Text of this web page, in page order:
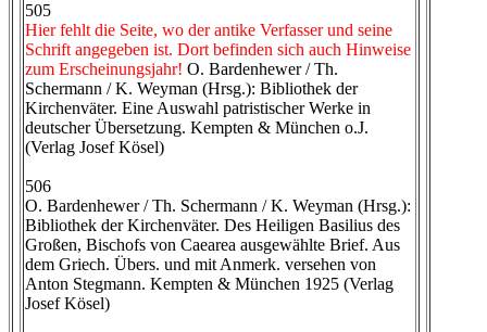
505
Hier fehlt die Seite, wo der antike Verfasser und seine
Schrift angegeben ist. Dort befinden sich auch Hinweise
zum Erscheinungsjahr! O. Bardenhewer / Th.
Schermann / K. Weyman (Hrsg.): Bibliothek der
Kirchenväter. Eine Auswahl patristischer Werke in
deutscher Übersetzung. Kempten & München o.J.
(Verlag Josef Kösel)
506
O. Bardenhewer / Th. Schermann / K. Weyman (Hrsg.):
Bibliothek der Kirchenväter. Des Heiligen Basilius des
Großen, Bischofs von Caearea ausgewählte Brief. Aus
dem Griech. Übers. und mit Anmerk. versehen von
Anton Stegmann. Kempten & München 1925 (Verlag
Josef Kösel)